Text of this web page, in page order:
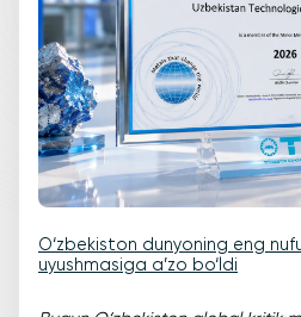
O‘zbekiston dunyoning eng
uyushmasiga a’zo bo‘ldi